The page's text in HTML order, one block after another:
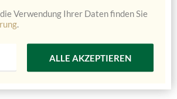
Verwendung Ihrer Daten finden Sie
ALLE AKZEPTIEREN